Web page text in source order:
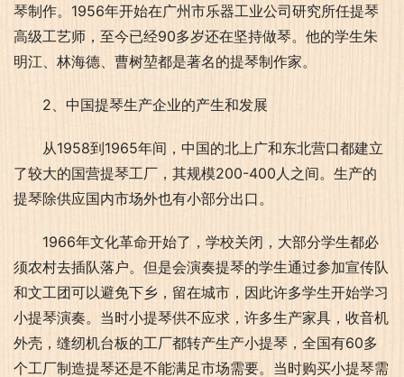
琴制作。1956年开始在广州市乐器工业公司研究所任提琴
高级工艺师，至今已经90多岁还在坚持做琴。他的学生朱
明江、林海德、曹树堃都是著名的提琴制作家。
2、中国提琴生产企业的产生和发展
从1958到1965年间，中国的北上广和东北营口都建立
了较大的国营提琴工厂，其规模200-400人之间。生产的
提琴除供应国内市场外也有小部分出口。
1966年文化革命开始了，学校关闭，大部分学生都必
须农村去插队落户。但是会演奏提琴的学生通过参加宣传队
和文工团可以避免下乡，留在城市，因此许多学生开始学习
小提琴演奏。当时小提琴供不应求，许多生产家具，收音机
外壳，缝纫机台板的工厂都转产生产小提琴，全国有60多
个工厂制造提琴还是不能满足市场需要。当时购买小提琴需